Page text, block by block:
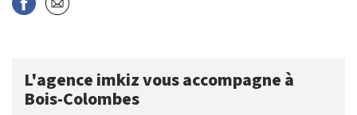
L'agence imkiz vous accompagne à
Bois-Colombes